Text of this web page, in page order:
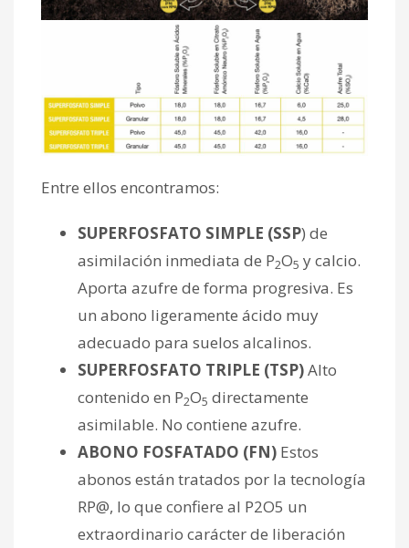
Entre ellos encontramos:
SUPERFOSFATO SIMPLE (SSP) de
asimilación inmediata de P2O5 y calcio.
Aporta azufre de forma progresiva. Es
un abono ligeramente ácido muy
adecuado para suelos alcalinos.
SUPERFOSFATO TRIPLE (TSP)Alto
contenido en P2O5 directamente
asimilable. No contiene azufre.
ABONO FOSFATADO (FN) Estos
abonos están tratados por la tecnología
RP@, lo que confiere al P2O5 un
extraordinario carácter de liberación